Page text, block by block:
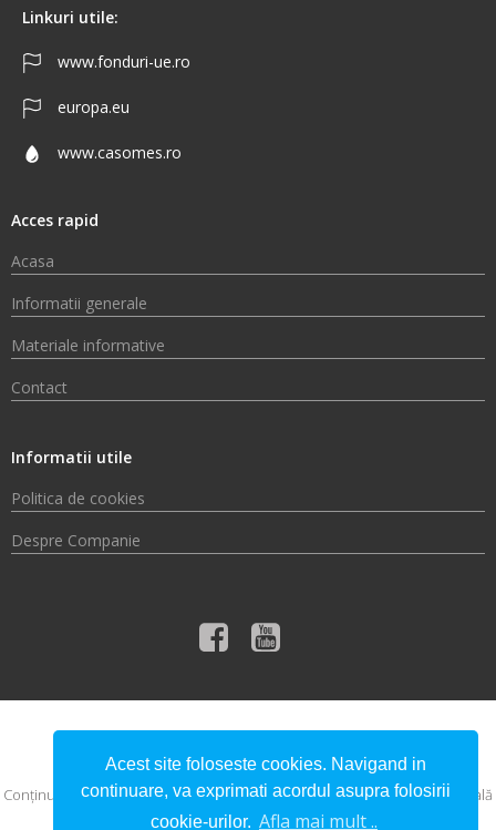
Linkuri utile:
www.fonduri-ue.ro
europa.eu
www.casomes.ro
Acces rapid
Acasa
Informatii generale
Materiale informative
Contact
Informatii utile
Politica de cookies
Despre Companie
© 2026 Compania de Apă Someș S.A.
Conţinutul acestui material nu reprezintă în mod obligatoriu poziţia oficială
a Uniunii Europene sau a Guvernului României.
Acest site foloseste cookies. Navigand in
continuare, va exprimati acordul asupra folosirii
cookie-urilor. Afla mai mult ..